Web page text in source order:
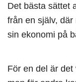
Det bästa sättet
från en själv,
sin ekonomi på
För en del är